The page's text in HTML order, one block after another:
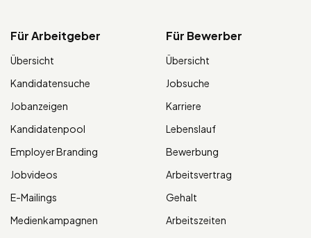
Für Arbeitgeber
Übersicht
Kandidatensuche
Jobanzeigen
Kandidatenpool
Employer Branding
Jobvideos
E-Mailings
Medienkampagnen
Für Bewerber
Übersicht
Jobsuche
Karriere
Lebenslauf
Bewerbung
Arbeitsvertrag
Gehalt
Arbeitszeiten